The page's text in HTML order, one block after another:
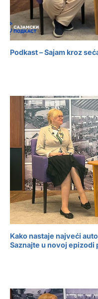
Podkast – Sajam kroz
Kako nastaje najveći
Saznajte u novoj epizodi